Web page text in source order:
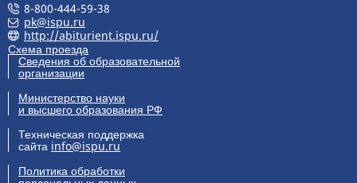
8-800-444-59-38
pk@ispu.ru
http://abiturient.ispu.ru/
Схема проезда
Сведения об образовательной
организации
Министерство науки
и высшего образования РФ
Техническая поддержка
сайта info@ispu.ru
Политика обработки